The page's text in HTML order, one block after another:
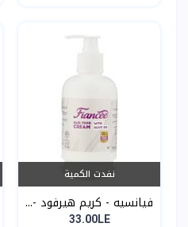
نفدت الكمية
فيانسيه - كريم هيرفود -...
33.00LE